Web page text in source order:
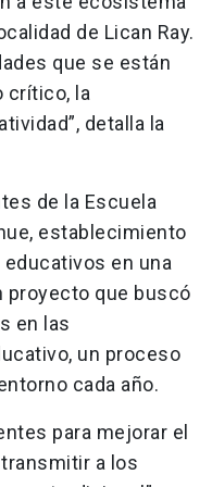
de Lican Ray.
que se están
crítico, la
detalla la
de la Escuela
establecimiento
en una
proyecto que buscó
en las
un proceso
cada año.
para mejorar el
a los